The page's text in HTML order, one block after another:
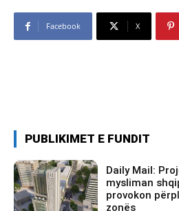
Facebook X
PUBLIKIMET E FUNDIT
Daily Mail:
mysliman
provokon
zonës